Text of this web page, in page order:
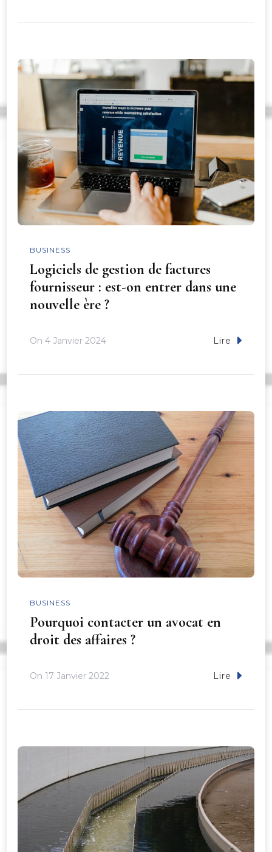
BUSINESS
Logiciels de gestion de factures
fournisseur : est-on entrer dans une
nouvelle ère ?
On 4 Janvier 2024 Lire
BUSINESS
Pourquoi contacter un avocat en
droit des affaires ?
On 17 Janvier 2022 Lire